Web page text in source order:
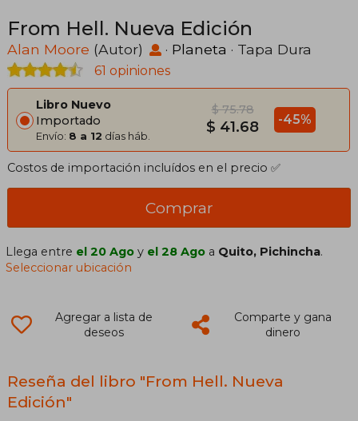
From Hell. Nueva Edición
Alan Moore (Autor) · Planeta · Tapa Dura
61 opiniones
Libro Nuevo
Importado
Envío: 8 a 12 días háb.
$ 75.78
$ 41.68 -45%
Costos de importación incluídos en el precio ✅
Comprar
Llega entre el 20 Ago y el 28 Ago a Quito, Pichincha.
Seleccionar ubicación
Agregar a lista de
deseos
Comparte y gana
dinero
Reseña del libro "From Hell. Nueva
Edición"